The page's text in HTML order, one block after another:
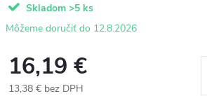
Skladom >5 ks
12.8.2026
16,19 €
13,38 € bez DPH